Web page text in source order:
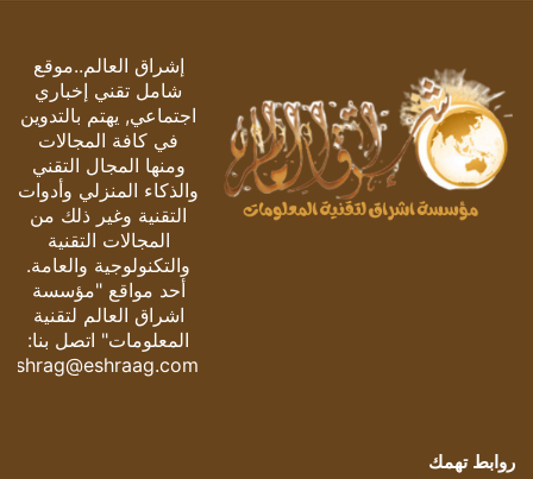
إشراق العالم..موقع
شامل تقني إخباري
اجتماعي, يهتم بالتدوين
في كافة المجالات
ومنها المجال التقني
والذكاء المنزلي وأدوات
التقنية وغير ذلك من
المجالات التقنية
والتكنولوجية والعامة.
أحد مواقع "مؤسسة
اشراق العالم لتقنية
المعلومات" اتصل بنا:
eshrag@eshraag.com
روابط تهمك